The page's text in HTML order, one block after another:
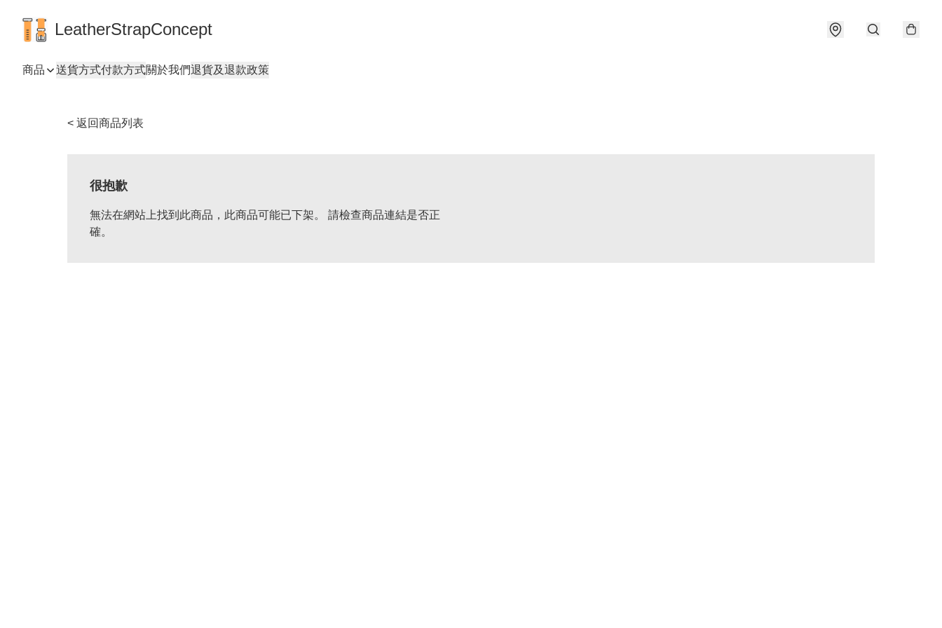
LeatherStrapConcept
商品 送貨方式付款方式關於我們退貨及退款政策
< 返回商品列表
很抱歉
無法在網站上找到此商品，此商品可能已下架。 請檢查商品連結是否正
確。